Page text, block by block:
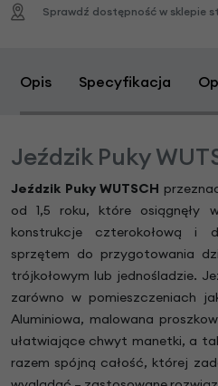
Sprawdź dostępność w sklepie
Opis Specyfikacja
Jeździk Puky
Jeździk Puky WUTSCH
od 1,5 roku, które osiągnęły
konstrukcje czterokołową i
sprzętem do przygotowania
trójkołowym lub jednośladzie.
zarówno w pomieszczeniach
Aluminiowa, malowana
ułatwiające chwyt manetki, a
razem spójną całość, której